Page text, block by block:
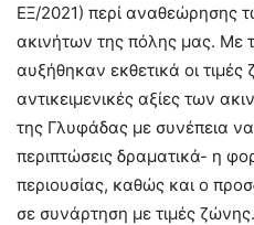
ΕΞ/2021) περί αναθεώρησης
ακινήτων της πόλης μας. Με
αυξήθηκαν εκθετικά οι
αντικειμενικές αξίες των
της Γλυφάδας με συνέπεια
περιπτώσεις δραματικά- η
περιουσίας, καθώς και ο
σε συνάρτηση με τιμές ζώνης.